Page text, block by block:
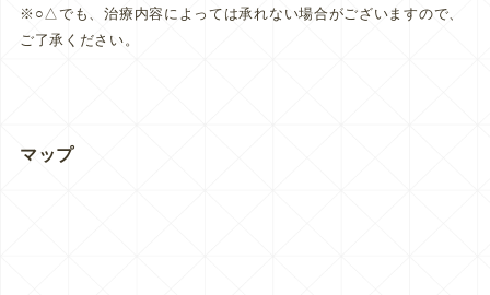
※○△でも、治療内容によっては承れない場合がございますので、
ご了承ください。
マップ